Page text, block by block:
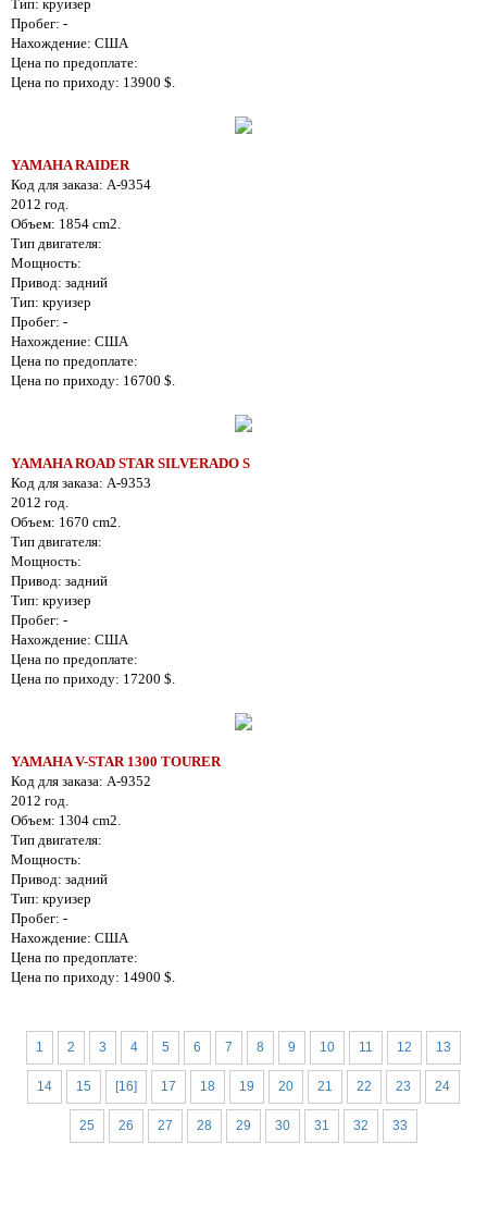
Тип: круизер
Пробег: -
Нахождение: США
Цена по предоплате:
Цена по приходу: 13900 $.
YAMAHA RAIDER
Код для заказа: A-9354
2012 год.
Объем: 1854 cm2.
Тип двигателя:
Мощность:
Привод: задний
Тип: круизер
Пробег: -
Нахождение: США
Цена по предоплате:
Цена по приходу: 16700 $.
YAMAHA ROAD STAR SILVERADO S
Код для заказа: A-9353
2012 год.
Объем: 1670 cm2.
Тип двигателя:
Мощность:
Привод: задний
Тип: круизер
Пробег: -
Нахождение: США
Цена по предоплате:
Цена по приходу: 17200 $.
YAMAHA V-STAR 1300 TOURER
Код для заказа: A-9352
2012 год.
Объем: 1304 cm2.
Тип двигателя:
Мощность:
Привод: задний
Тип: круизер
Пробег: -
Нахождение: США
Цена по предоплате:
Цена по приходу: 14900 $.
1 2 3 4 5 6 7 8 9 10 11 12 13
14 15 [16] 17 18 19 20 21 22 23 24
25 26 27 28 29 30 31 32 33